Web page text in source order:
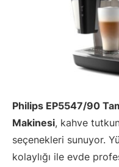
Philips EP5547/90
Makinesi, kahve
seçenekleri sunuyor.
kolaylığı ile evde